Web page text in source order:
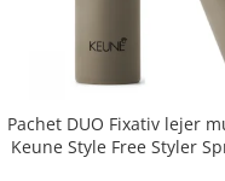
Pachet DUO Fixativ lejer
Keune Style Free Styler